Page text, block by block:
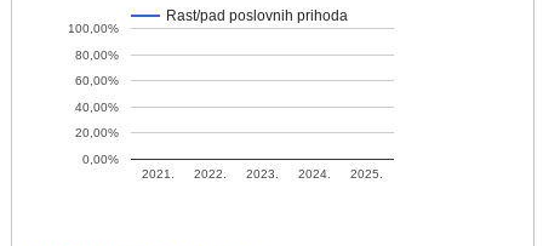
Rast/pad poslovnih prihoda
2021. 2022. 2023. 2024. 2025.
0,00%
20,00%
40,00%
60,00%
80,00%
100,00%